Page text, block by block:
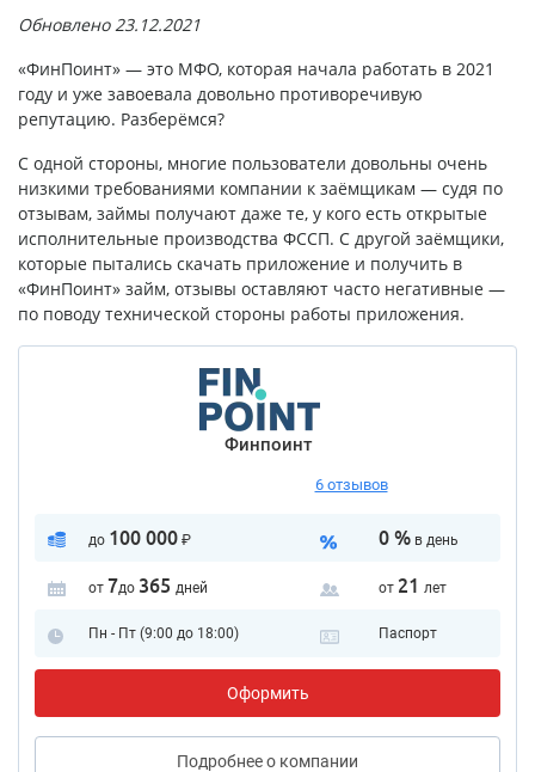
Обновлено 23.12.2021
«ФинПоинт» — это МФО, которая начала работать в 2021
году и уже завоевала довольно противоречивую
репутацию. Разберёмся?
С одной стороны, многие пользователи довольны очень
низкими требованиями компании к заёмщикам — судя по
отзывам, займы получают даже те, у кого есть открытые
исполнительные производства ФССП. С другой заёмщики,
которые пытались скачать приложение и получить в
«ФинПоинт» займ, отзывы оставляют часто негативные —
по поводу технической стороны работы приложения.
Финпоинт
6 отзывов
до 100 000₽ 0 %в день
от 7до 365 дней от 21 лет
Пн - Пт (9:00 до 18:00) Паспорт
Оформить
Подробнеео компании